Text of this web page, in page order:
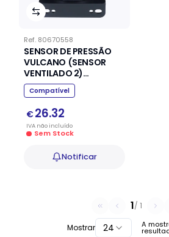
Ref. 80670558
SENSOR DE PRESSÃO
VULCANO (SENSOR
VENTILADO 2)
738726613
Compatível
€ 26.32
IVA nãoincluído
Sem Stock
Notificar
A
1/1
Mostrar 24